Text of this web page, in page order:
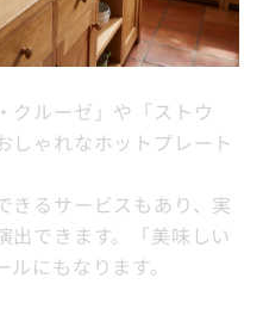
クルーゼ」や「ストウ
しゃれなホットプレート
きるサービスもあり、実
出できます。「美味しい
にもなります。